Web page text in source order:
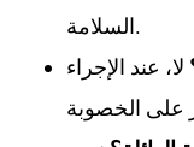
السلامة.
لا، عند الإجراء